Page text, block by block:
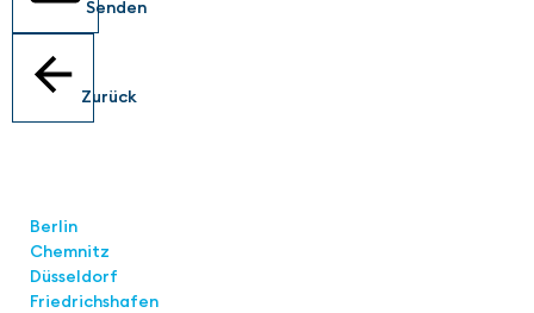
Senden
Zurück
Berlin
Chemnitz
Düsseldorf
Friedrichshafen